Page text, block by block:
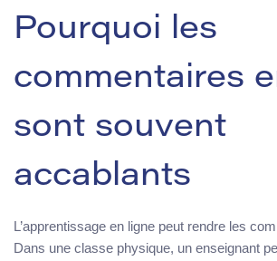
Pourquoi les
commentaires
sont souvent
accablants
L’apprentissage en ligne peut rendre les
Dans une classe physique, un enseignant